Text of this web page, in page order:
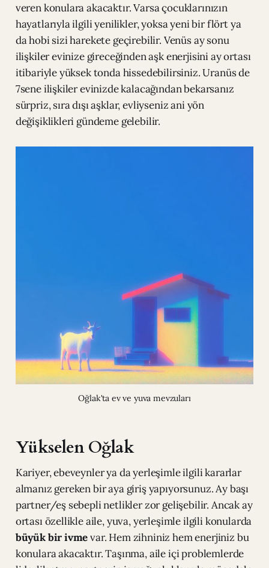
veren konulara akacaktır. Varsa çocuklarınızın
hayatlarıyla ilgili yenilikler, yoksa yeni bir flört ya
da hobi sizi harekete geçirebilir. Venüs ay sonu
ilişkiler evinize gireceğinden aşk enerjisini ay ortası
itibariyle yüksek tonda hissedebilirsiniz. Uranüs de
7sene ilişkiler evinizde kalacağından bekarsanız
sürpriz, sıra dışı aşklar, evliyseniz ani yön
değişiklikleri gündeme gelebilir.
Oğlak'ta ev ve yuva mevzuları
Yükselen Oğlak
Kariyer, ebeveynler ya da yerleşimle ilgili kararlar
almanız gereken bir aya giriş yapıyorsunuz. Ay başı
partner/eş sebepli netlikler zor gelişebilir. Ancak ay
ortası özellikle aile, yuva, yerleşimle ilgili konularda
büyük bir ivmevar. Hem zihniniz hem enerjiniz bu
konulara akacaktır. Taşınma, aile içi problemlerde